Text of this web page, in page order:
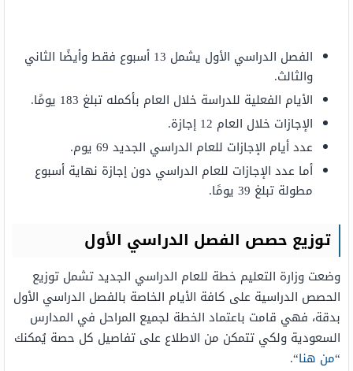
الفصل الدراسي الأول يشمل 13 أسبوع فقط وأيضًا الثاني
والثالث.
الأيام الفعلية للدراسة خلال العام بأكمله تبلغ 183 يومًا.
الإجازات خلال العام 12 إجازة.
عدد أيام الإجازات للعام الدراسي الجديد 69 يوم.
أما عدد الإجازات للعام الدراسي دون إجازة نهاية أسبوع
مطولة تبلغ 39 يومًا.
توزيع حصص الفصل الدراسي الأول
وضعت وزارة التعليم خطة للعام الدراسي الجديد تشمل توزيع
الحصص الدراسية على كافة الأيام الخاصة بالفصل الدراسي الأول
بدقة، فهي قامت باعتماد الخطة لجميع المراحل في المدارس
السعودية ولكي تتمكن من الاطلاع على تفاصيل كل حصة يُمكنك
“من هنا“.